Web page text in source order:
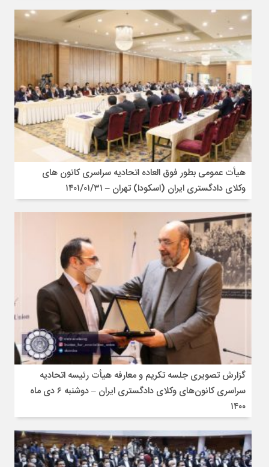
هیأت عمومی بطور فوق العاده اتحادیه سراسری کانون های
وکلای دادگستری ایران (اسکودا) تهران – ۱۴۰۱/۰۱/۳۱
گزارش تصویری جلسه تکریم و معارفه هیأت رئیسه اتحادیه
سراسری کانون‌های وکلای دادگستری ایران – دوشنبه ۶ دی ماه
۱۴۰۰